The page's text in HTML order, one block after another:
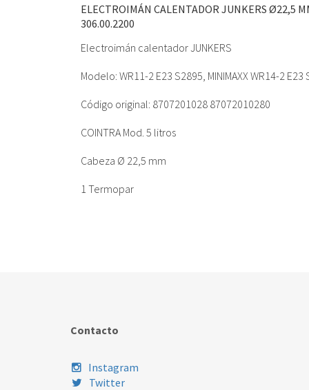
ELECTROIMÁN CALENTADOR JUNKERS Ø22,5
306.00.2200
Electroimán calentador JUNKERS
Modelo: WR11-2 E23 S2895, MINIMAXX WR14-2 E23
Código original: 8707201028 87072010280
COINTRA Mod. 5 litros
Cabeza Ø 22,5 mm
1 Termopar
Contacto
Instagram
Twitter